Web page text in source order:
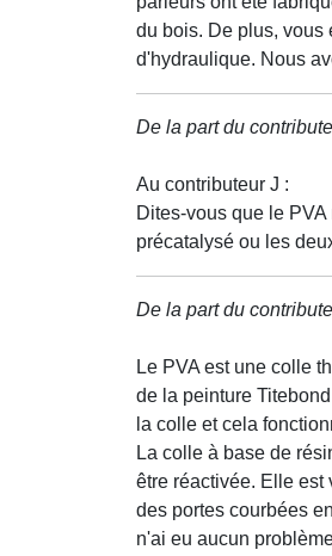
du bois. De plus, vous
d'hydraulique. Nous
De la part du
Au contributeur J :
Dites-vous que le
précatalysé ou les
De la part du
Le PVA est une colle
de la peinture
la colle et cela
La colle à base de
être réactivée. Elle est
des portes courbées
n'ai eu aucun